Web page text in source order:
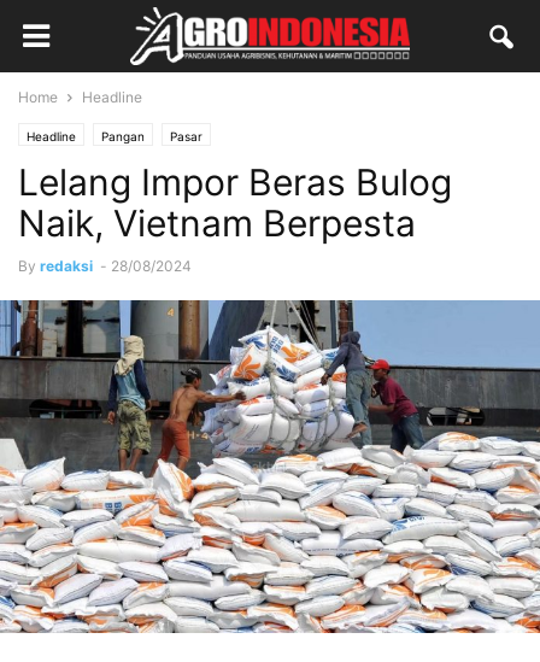
Home Headline
Headline Pangan Pasar
Lelang Impor Beras Bulog
Naik, Vietnam Berpesta
By redaksi - 28/08/2024